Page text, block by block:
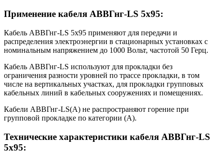
Применение кабеля AВВГнг-LS 5х95:
Кабель AВВГнг-LS 5х95 применяют для передачи и
распределения электроэнергии в стационарных установках с
номинальным напряжением до 1000 Вольт, частотой 50 Герц.
Кабель AВВГнг-LS используют для прокладки без
ограничения разности уровней по трассе прокладки, в том
числе на вертикальных участках, для прокладки групповых
кабельных линий в кабельных сооружениях и помещениях.
Кабели AВВГнг-LS(А) не распространяют горение при
групповой прокладке по категории (А).
Технические характеристики кабеля AВВГнг-LS
5х95: